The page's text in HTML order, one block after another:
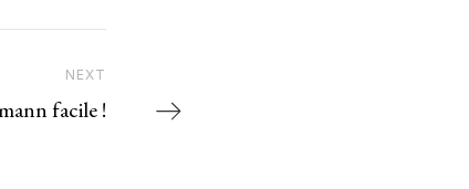
NEXT
facile !